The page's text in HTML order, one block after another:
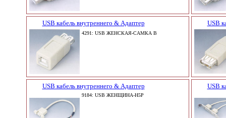
USB кабель внутреннего & Адаптер
4291: USB ЖЕНСКАЯ-САМКА B
USB
USB кабель внутреннего & Адаптер
9184: USB ЖЕНЩИНА-H5P
USB